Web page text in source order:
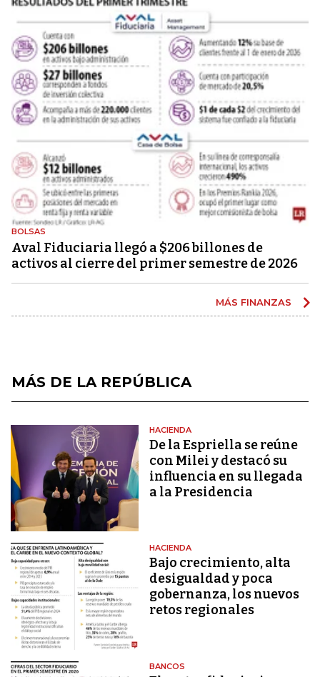
BOLSAS
Aval Fiduciaria llegó a $206 billones de
activos al cierre del primer semestre de 2026
MÁS FINANZAS
MÁS DE LA REPÚBLICA
HACIENDA
De la Espriella se reúne
con Milei y destacó su
influencia en su llegada
a la Presidencia
HACIENDA
Bajo crecimiento, alta
desigualdad y poca
gobernanza, los nuevos
retos regionales
BANCOS